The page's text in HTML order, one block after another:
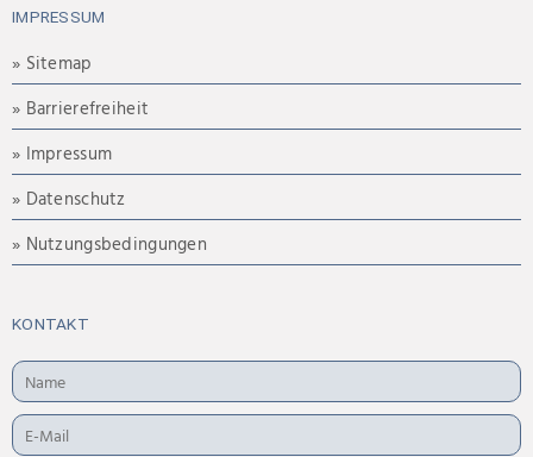
IMPRESSUM
» Sitemap
» Barrierefreiheit
» Impressum
» Datenschutz
» Nutzungsbedingungen
KONTAKT